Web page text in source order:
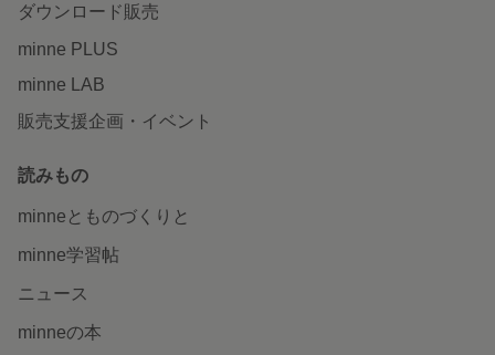
ダウンロード販売
minne PLUS
minne LAB
販売支援企画・イベント
読みもの
minneとものづくりと
minne学習帖
ニュース
minneの本